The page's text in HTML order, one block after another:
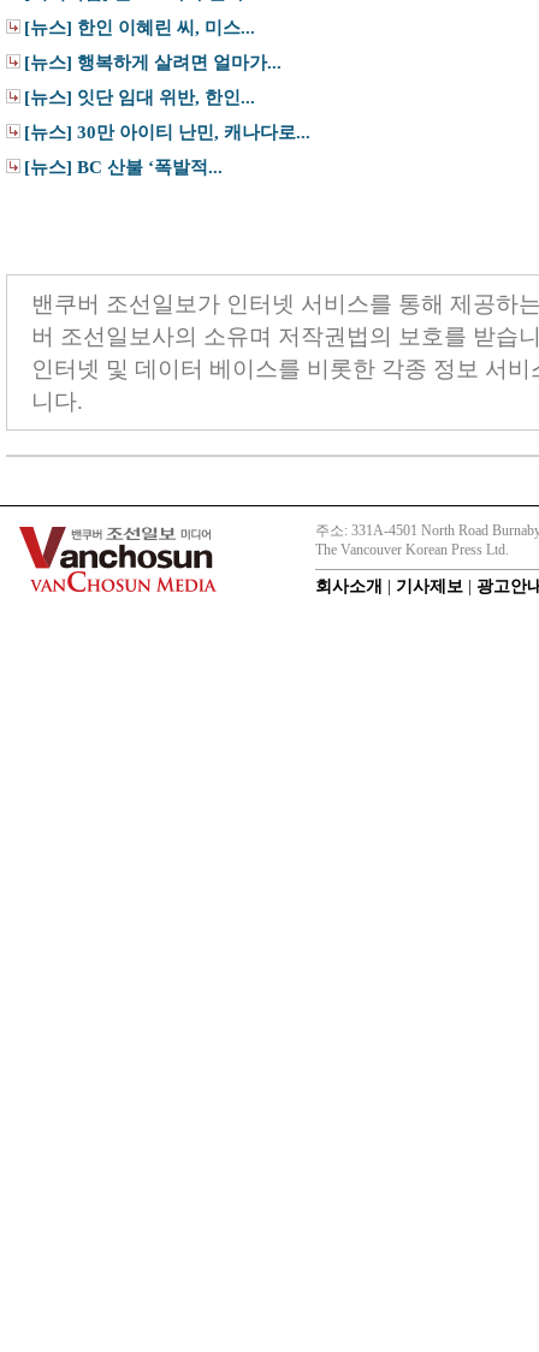
[뉴스] 한인 이혜린 씨, 미스...
[뉴스] 행복하게 살려면 얼마가...
[뉴스] 잇단 임대 위반, 한인...
[뉴스] 30만 아이티 난민, 캐나다로...
[뉴스] BC 산불 ‘폭발적...
밴쿠버 조선일보가 인터넷 서비스를 통해 제공하
버 조선일보사의 소유며 저작권법의 보호를 받습
인터넷 및 데이터 베이스를 비롯한 각종 정보 서
니다.
주소: 331A-4501 North Road
The Vancouver Korean Press Ltd.
회사소개 기사제보 광고안